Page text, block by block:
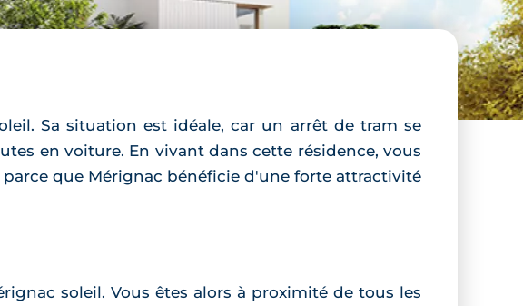
Sa situation est idéale, car un arrêt de tram se
en voiture. En vivant dans cette résidence, vous
que Mérignac bénéficie d'une forte attractivité
soleil. Vous êtes alors à proximité de tous les